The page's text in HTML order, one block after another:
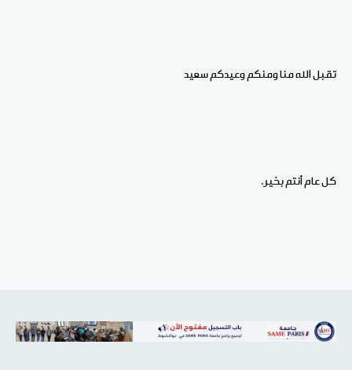
تقبل الله منا ومنكم وعيدكم سعيد
كل عام أنتم بخير .